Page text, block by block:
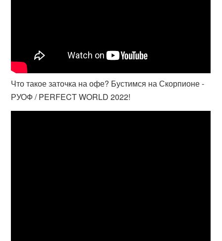
Что такое заточка на офе? Бустимся на Скорпионе -
РУОФ / PERFECT WORLD 2022!